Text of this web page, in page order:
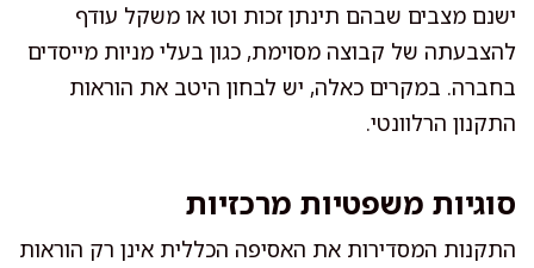
ישנם מצבים שבהם תינתן זכות וטו או משקל עודף
להצבעתה של קבוצה מסוימת, כגון בעלי מניות מייסדים
בחברה. במקרים כאלה, יש לבחון היטב את הוראות
התקנון הרלוונטי.
סוגיות משפטיות מרכזיות
התקנות המסדירות את האסיפה הכללית אינן רק הוראות